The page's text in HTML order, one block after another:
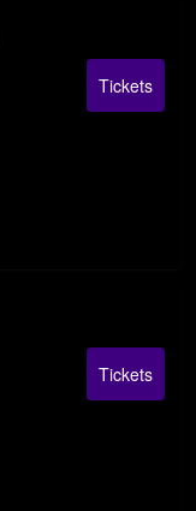
Tickets
Tickets